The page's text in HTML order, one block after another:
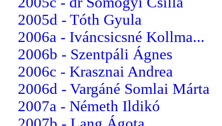
2005d - Tóth Gyula
2006a - Iváncsicsné Kollma...
2006b - Szentpáli Ágnes
2006c - Krasznai Andrea
2006d - Vargáné Somlai Márta
2007a - Németh Ildikó